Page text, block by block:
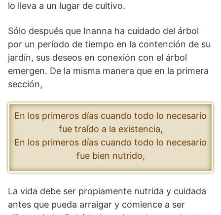
lo lleva a un lugar de cultivo.
Sólo después que Inanna ha cuidado del árbol
por un período de tiempo en la contención de su
jardín, sus deseos en conexión con el árbol
emergen. De la misma manera que en la primera
sección,
En los primeros días cuando todo lo necesario
fue traído a la existencia,
En los primeros días cuando todo lo necesario
fue bien nutrido,
La vida debe ser propiamente nutrida y cuidada
antes que pueda arraigar y comience a ser